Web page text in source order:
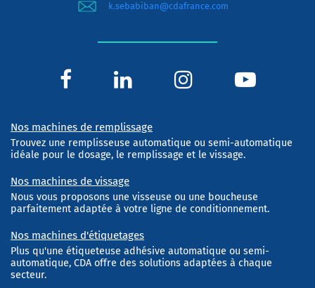
k.sebabiban@cdafrance.com
Nos machines de remplissage
Trouvez une remplisseuse automatique ou semi-automatique
idéale pour le dosage, le remplissage et le vissage.
Nos machines de vissage
Nous vous proposons une visseuse ou une boucheuse
parfaitement adaptée à votre ligne de conditionnement.
Nos machines d'étiquetages
Plus qu'une étiqueteuse adhésive automatique ou semi-
automatique, CDA offre des solutions adaptées à chaque
secteur.